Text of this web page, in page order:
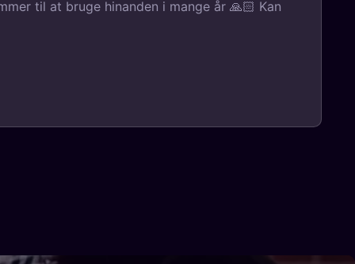
til at bruge hinanden i mange år 🙏🏻 Kan